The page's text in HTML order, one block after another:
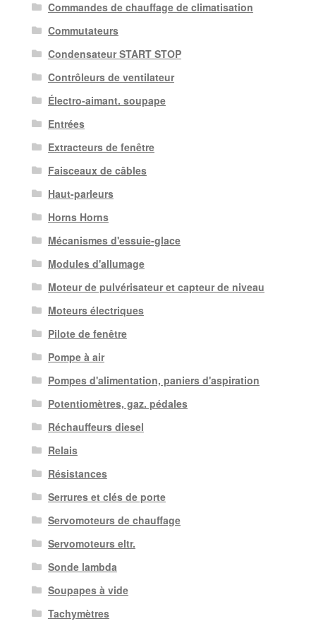
Commandes de chauffage de climatisation
Commutateurs
Condensateur START STOP
Contrôleurs de ventilateur
Électro-aimant. soupape
Entrées
Extracteurs de fenêtre
Faisceaux de câbles
Haut-parleurs
Horns Horns
Mécanismes d'essuie-glace
Modules d'allumage
Moteur de pulvérisateur et capteur de niveau
Moteurs électriques
Pilote de fenêtre
Pompe à air
Pompes d'alimentation, paniers d'aspiration
Potentiomètres, gaz. pédales
Réchauffeurs diesel
Relais
Résistances
Serrures et clés de porte
Servomoteurs de chauffage
Servomoteurs eltr.
Sonde lambda
Soupapes à vide
Tachymètres